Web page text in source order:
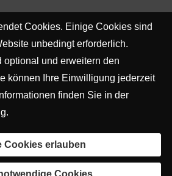
Cookies. Einige Cookies sind
unbedingt erforderlich.
optional und erweitern den
können Ihre Einwilligung jederzeit
finden Sie in der
.
Cookies erlauben
Cookies